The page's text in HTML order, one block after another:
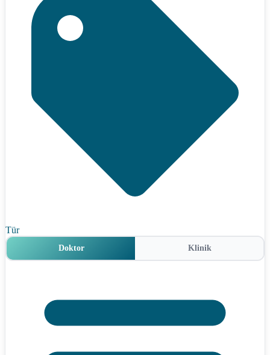
Tür
Doktor Klinik